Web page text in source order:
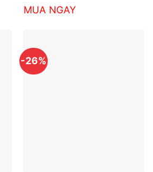
6,037,200₫.
MUA NGAY
-26%